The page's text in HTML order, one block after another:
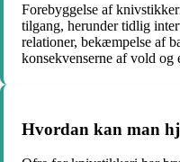
Forebyggelse af
tilgang, herunder tidlig
relationer, bekæmpelse af
konsekvenserne af vold
Hvordan kan man